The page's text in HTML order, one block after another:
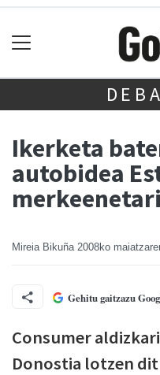
Ikerketa
autobidea
Mireia Bikuña 2008ko
Gehitu gaitzazu
Consumer
Donostia lotzen